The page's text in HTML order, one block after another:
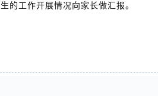
生的工作开展情况向家长做汇报。